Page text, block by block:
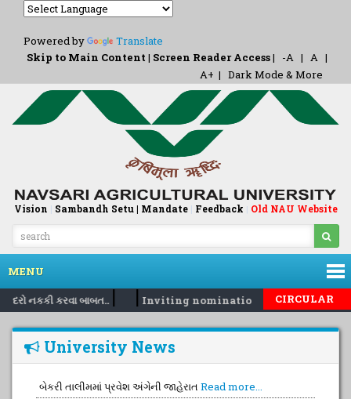
Powered by
Translate
Skip to Main Content | Screen Reader Access| -A | A |
A+ | Dark Mode & More
Vision | Sambandh Setu | Mandate| Feedback | Old NAU Website
MENU
નકકી કરવા બાબત..| | Inviting nomination for 5 daysCIRCULAR
University News
બેકરી તાલીમમાં પ્રવેશ અંગેની જાહેરાત Read more...